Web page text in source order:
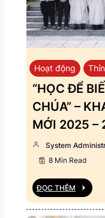
Hoạt động
“HỌC ĐỂ
CHÚA” –
MỚI 2025 –
System
8 Min Read
ĐỌC THÊM